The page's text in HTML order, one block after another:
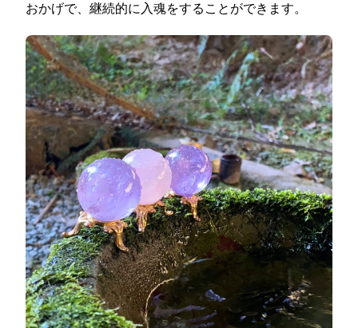
おかげで、継続的に入魂をすることができます。